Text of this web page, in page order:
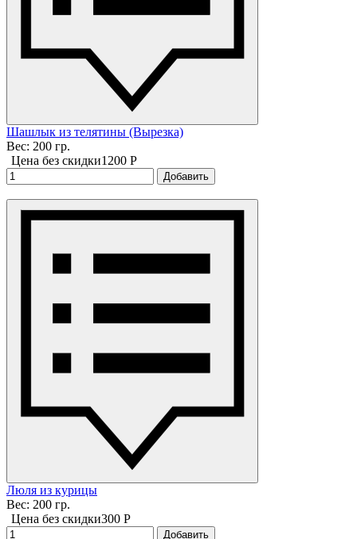
Шашлык из телятины (Вырезка)
Вес: 200 гр.
Цена без скидки1200 P
Добавить
Люля из курицы
Вес: 200 гр.
Цена без скидки300 P
Добавить